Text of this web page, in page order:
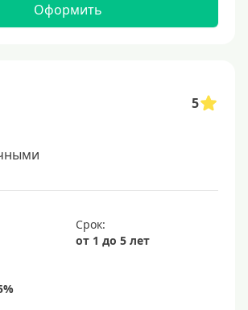
Оформить
5
Срок:
от 1 до 5 лет